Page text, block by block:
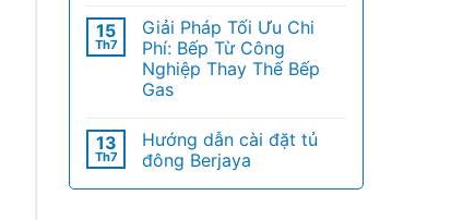
15
Th7
Giải Pháp Tối Ưu Chi
Phí: Bếp Từ Công
Nghiệp Thay Thế Bếp
Gas
13
Th7
Hướng dẫn cài đặt tủ
đông Berjaya